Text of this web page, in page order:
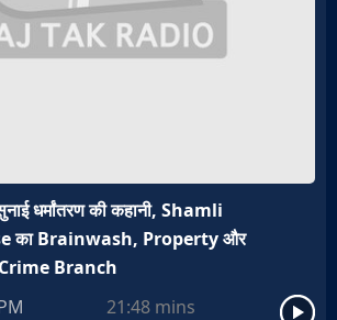
धर्मांतरण की कहानी, Shamli
का Brainwash, Property और
Branch
21:48mins